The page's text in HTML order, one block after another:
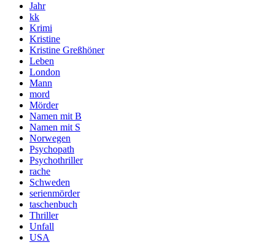
Jahr
kk
Krimi
Kristine
Kristine Greßhöner
Leben
London
Mann
mord
Mörder
Namen mit B
Namen mit S
Norwegen
Psychopath
Psychothriller
rache
Schweden
serienmörder
taschenbuch
Thriller
Unfall
USA